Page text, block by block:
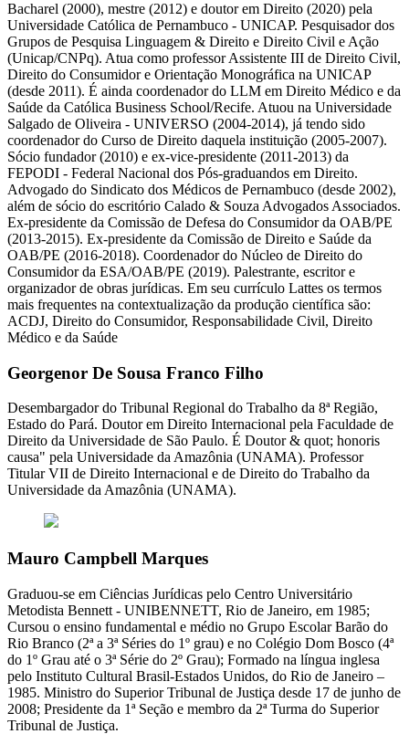
Bacharel (2000), mestre (2012) e doutor em Direito (2020) pela
Universidade Católica de Pernambuco - UNICAP. Pesquisador dos
Grupos de Pesquisa Linguagem & Direito e Direito Civil e Ação
(Unicap/CNPq). Atua como professor Assistente III de Direito Civil,
Direito do Consumidor e Orientação Monográfica na UNICAP
(desde 2011). É ainda coordenador do LLM em Direito Médico e da
Saúde da Católica Business School/Recife. Atuou na Universidade
Salgado de Oliveira - UNIVERSO (2004-2014), já tendo sido
coordenador do Curso de Direito daquela instituição (2005-2007).
Sócio fundador (2010) e ex-vice-presidente (2011-2013) da
FEPODI - Federal Nacional dos Pós-graduandos em Direito.
Advogado do Sindicato dos Médicos de Pernambuco (desde 2002),
além de sócio do escritório Calado & Souza Advogados Associados.
Ex-presidente da Comissão de Defesa do Consumidor da OAB/PE
(2013-2015). Ex-presidente da Comissão de Direito e Saúde da
OAB/PE (2016-2018). Coordenador do Núcleo de Direito do
Consumidor da ESA/OAB/PE (2019). Palestrante, escritor e
organizador de obras jurídicas. Em seu currículo Lattes os termos
mais frequentes na contextualização da produção científica são:
ACDJ, Direito do Consumidor, Responsabilidade Civil, Direito
Médico e da Saúde
Georgenor De Sousa Franco Filho
Desembargador do Tribunal Regional do Trabalho da 8ª Região,
Estado do Pará. Doutor em Direito Internacional pela Faculdade de
Direito da Universidade de São Paulo. É Doutor & quot; honoris
causa" pela Universidade da Amazônia (UNAMA). Professor
Titular VII de Direito Internacional e de Direito do Trabalho da
Universidade da Amazônia (UNAMA).
Mauro Campbell Marques
Graduou-se em Ciências Jurídicas pelo Centro Universitário
Metodista Bennett - UNIBENNETT, Rio de Janeiro, em 1985;
Cursou o ensino fundamental e médio no Grupo Escolar Barão do
Rio Branco (2ª a 3ª Séries do 1º grau) e no Colégio Dom Bosco (4ª
do 1º Grau até o 3ª Série do 2º Grau); Formado na língua inglesa
pelo Instituto Cultural Brasil-Estados Unidos, do Rio de Janeiro –
1985. Ministro do Superior Tribunal de Justiça desde 17 de junho de
2008; Presidente da 1ª Seção e membro da 2ª Turma do Superior
Tribunal de Justiça.